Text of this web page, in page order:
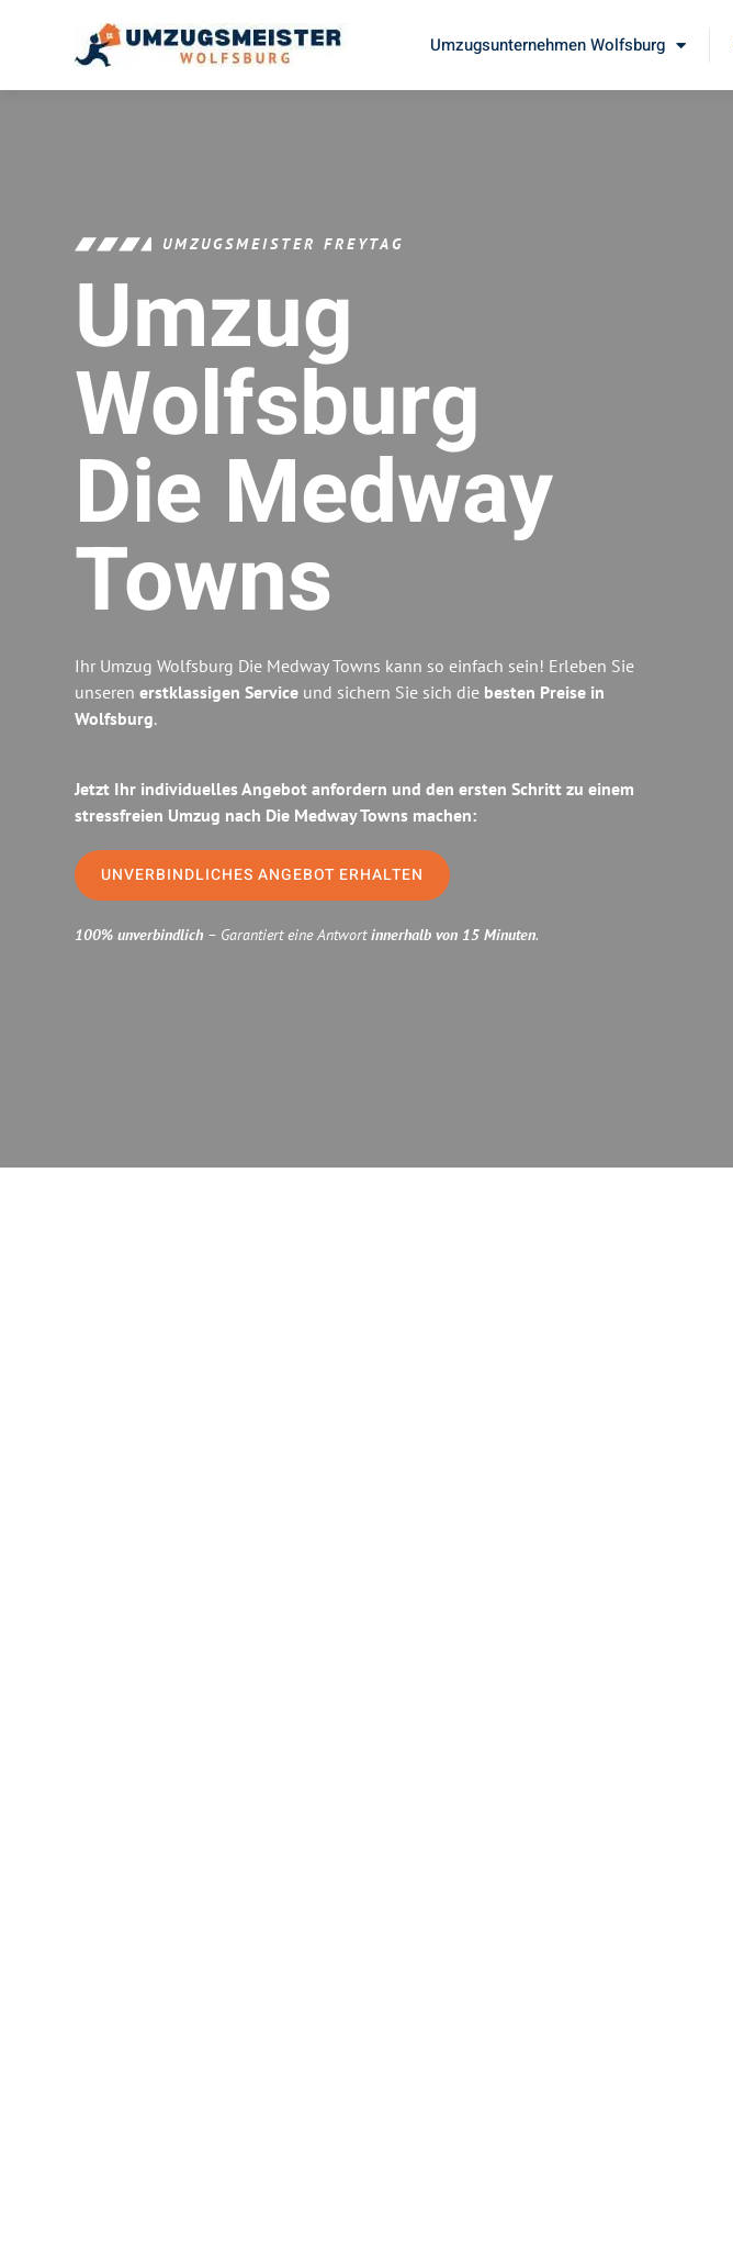
Umzugsunternehmen Wolfsburg
UMZUGSMEISTER FREYTAG
Umzug
Wolfsburg
Die Medway
Towns
Ihr Umzug Wolfsburg Die Medway Towns kann so einfach sein! Erleben Sie
unseren erstklassigen Service und sichern Sie sich die besten Preise in
Wolfsburg.
Jetzt Ihr individuelles Angebot anfordern und den ersten Schritt zu einem
stressfreien Umzug nach Die Medway Towns machen:
UNVERBINDLICHES ANGEBOT ERHALTEN
100% unverbindlich – Garantiert eine Antwortinnerhalb von 15 Minuten.